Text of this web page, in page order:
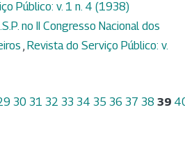
Público: v. 1 n. 4 (1938)
no II Congresso Nacional dos
, Revista do Serviço Público: v.
30 31 32 33 34 35 36 37 38 39